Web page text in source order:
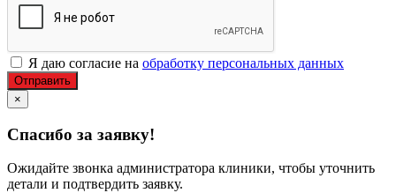
Я даю согласие на обработку персональных данных
Отправить
×
Спасибо за заявку!
Ожидайте звонка администратора клиники, чтобы уточнить
детали и подтвердить заявку.